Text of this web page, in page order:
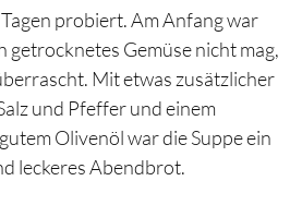
probiert. Am Anfang war
getrocknetes Gemüse nicht mag,
Mit etwas zusätzlicher
und Pfeffer und einem
Olivenöl war die Suppe ein
leckeres Abendbrot.